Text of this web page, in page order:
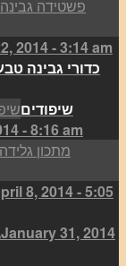
2014 - 3:14 am
כדורי גבינה
שיפודים
- 8:16 am
8, 2014 - 5:05
January 31, 2014